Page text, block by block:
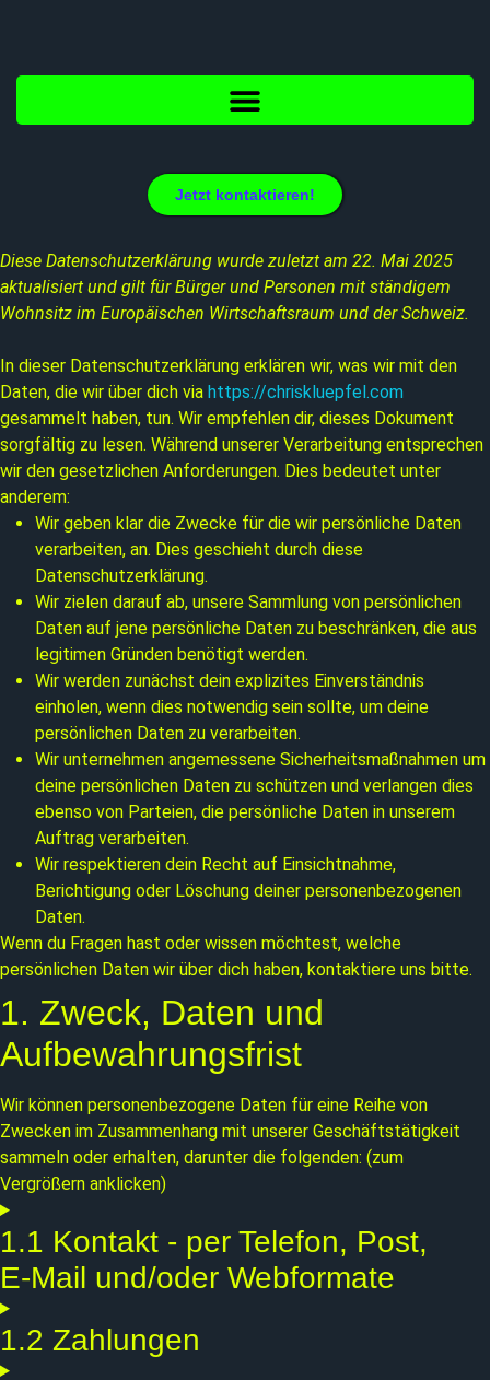
Jetzt kontaktieren!
Diese Datenschutzerklärung wurde zuletzt am 22. Mai 2025
aktualisiert und gilt für Bürger und Personen mit ständigem
Wohnsitz im Europäischen Wirtschaftsraum und der Schweiz.
In dieser Datenschutzerklärung erklären wir, was wir mit den
Daten, die wir über dich via https://chriskluepfel.com
gesammelt haben, tun. Wir empfehlen dir, dieses Dokument
sorgfältig zu lesen. Während unserer Verarbeitung entsprechen
wir den gesetzlichen Anforderungen. Dies bedeutet unter
anderem:
Wir geben klar die Zwecke für die wir persönliche Daten
verarbeiten, an. Dies geschieht durch diese
Datenschutzerklärung.
Wir zielen darauf ab, unsere Sammlung von persönlichen
Daten auf jene persönliche Daten zu beschränken, die aus
legitimen Gründen benötigt werden.
Wir werden zunächst dein explizites Einverständnis
einholen, wenn dies notwendig sein sollte, um deine
persönlichen Daten zu verarbeiten.
Wir unternehmen angemessene Sicherheitsmaßnahmen um
deine persönlichen Daten zu schützen und verlangen dies
ebenso von Parteien, die persönliche Daten in unserem
Auftrag verarbeiten.
Wir respektieren dein Recht auf Einsichtnahme,
Berichtigung oder Löschung deiner personenbezogenen
Daten.
Wenn du Fragen hast oder wissen möchtest, welche
persönlichen Daten wir über dich haben, kontaktiere uns bitte.
1. Zweck, Daten und
Aufbewahrungsfrist
Wir können personenbezogene Daten für eine Reihe von
Zwecken im Zusammenhang mit unserer Geschäftstätigkeit
sammeln oder erhalten, darunter die folgenden: (zum
Vergrößern anklicken)
1.1 Kontakt - per Telefon, Post,
E-Mail und/oder Webformate
1.2 Zahlungen